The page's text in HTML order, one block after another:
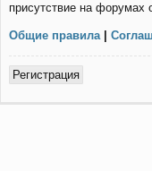
присутствие на форумах
Общие правила|
Регистрация